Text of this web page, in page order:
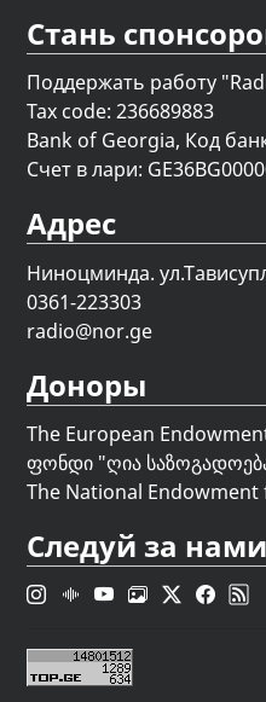
Стань
Поддержать работу
Tax code: 236689883
Bank of Georgia, Код
Счет в лари:
Адрес
Ниноцминда.
0361-223303
radio@nor.ge
Доноры
The European
ფონდი "ღია
The National Endowment
Следуй за нами